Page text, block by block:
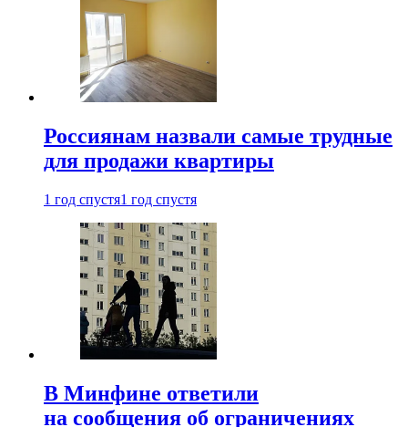
Россиянам назвали самые трудные
для продажи квартиры
1 год спустя1 год спустя
В Минфине ответили
на сообщения об ограничениях